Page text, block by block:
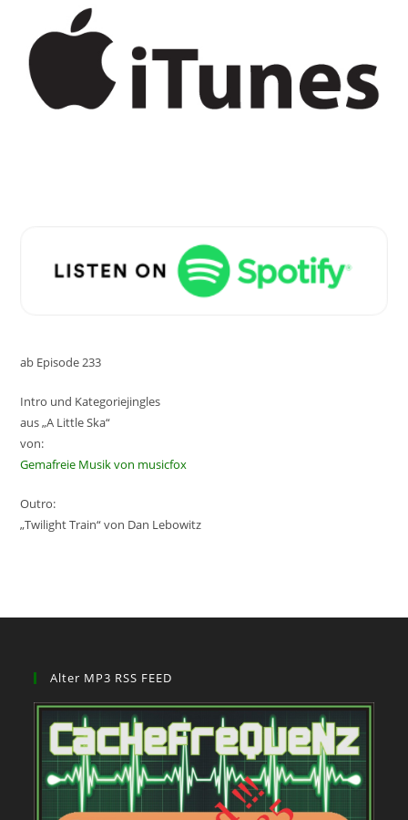
ab Episode 233
Intro und Kategoriejingles
aus „A Little Ska“
von:
Gemafreie Musik von musicfox
Outro:
„Twilight Train“ von Dan Lebowitz
Alter MP3 RSS FEED